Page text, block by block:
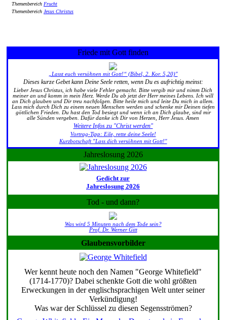
Themenbereich Frucht
Themenbereich Jesus Christus
Friede mit Gott finden
„Lasst euch versöhnen mit Gott!“ (Bibel, 2. Kor. 5,20)"
Dieses kurze Gebet kann Deine Seele retten, wenn Du es aufrichtig meinst:
Lieber Jesus Christus, ich habe viele Fehler gemacht. Bitte vergib mir und nimm Dich
meiner an und komm in mein Herz. Werde Du ab jetzt der Herr meines Lebens. Ich will
an Dich glauben und Dir treu nachfolgen. Bitte heile mich und leite Du mich in allem.
Lass mich durch Dich zu einem neuen Menschen werden und schenke mir Deinen tiefen
göttlichen Frieden. Du hast den Tod besiegt und wenn ich an Dich glaube, sind mir
alle Sünden vergeben. Dafür danke ich Dir von Herzen, Herr Jesus. Amen
Weitere Infos zu "Christ werden"
Vortrag-Tipp: Eile, rette deine Seele!
Kurzbotschaft "Lass dich versöhnen mit Gott!"
Jahreslosung 2026
Gedicht zur
Jahreslosung 2026
Tod - und dann?
Was wird 5 Minuten nach dem Tode sein?
Prof. Dr. Werner Gitt
Glaubensvorbilder
Wer kennt heute noch den Namen "George Whitefield"
(1714-1770)? Dabei schenkte Gott die wohl größten
Erweckungen in der englischsprachigen Welt unter seiner
Verkündigung!
Was war der Schlüssel zu diesen Segensströmen?